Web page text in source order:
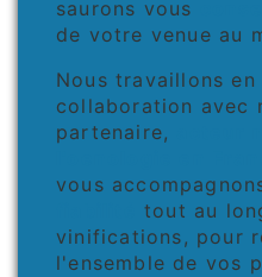
saurons vous
de votre venue au
Nous travaillons
collaboration avec
partenaire,
vous
tout au
vinifications, pour
l'ensemble de vos